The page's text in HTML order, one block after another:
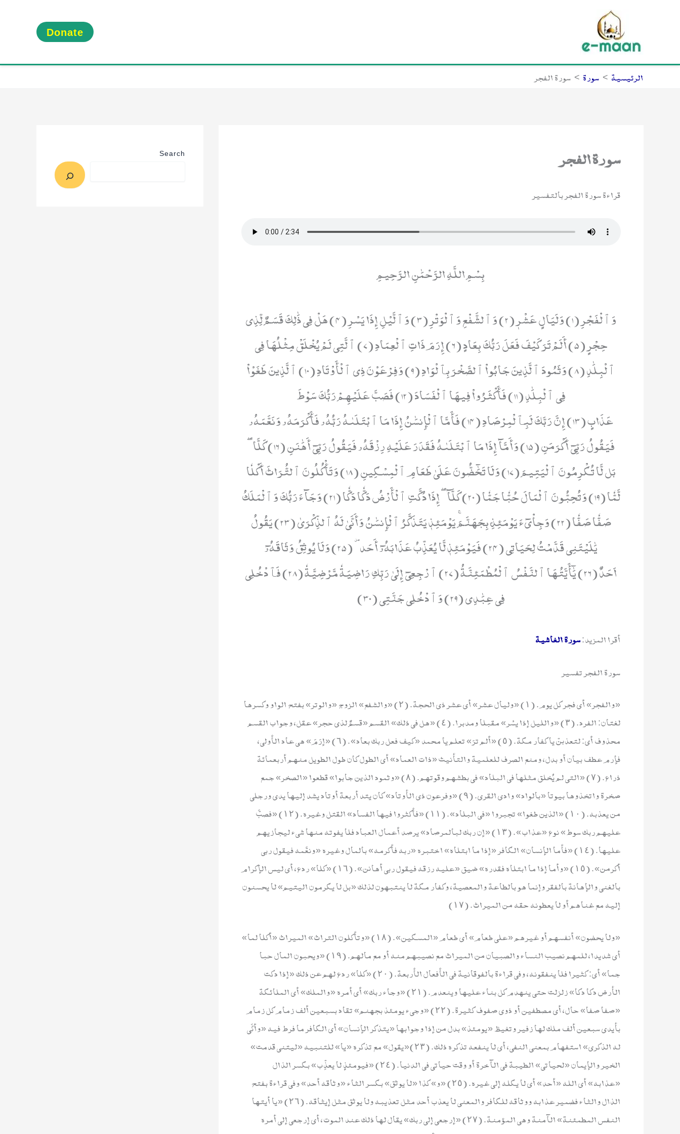
Donate
الرئيسية سورة سورة الفجر
سورة الفجر
قراءة سورة الفجر بالتفسير
بِسْمِ اللَّهِ الرَّحْمَٰنِ الرَّحِيمِ
وَٱلۡفَجۡرِ (1) وَلَيَالٍ عَشۡرٖ (2) وَٱلشَّفۡعِ وَٱلۡوَتۡرِ (3) وَٱلَّيۡلِ إِذَا يَسۡرِ (4) هَلۡ فِي ذَٰلِكَ قَسَمٌ لِّذِي
حِجۡرٍ (5) أَلَمۡ تَرَ كَيۡفَ فَعَلَ رَبُّكَ بِعَادٍ (6) إِرَمَ ذَاتِ ٱلۡعِمَادِ (7) ٱلَّتِي لَمۡ يُخۡلَقۡ مِثۡلُهَا فِي
ٱلۡبِلَٰدِ (8) وَثَمُودَ ٱلَّذِينَ جَابُواْ ٱلصَّخۡرَ بِٱلۡوَادِ (9) وَفِرۡعَوۡنَ ذِي ٱلۡأَوۡتَادِ (10) ٱلَّذِينَ طَغَوۡاْ
فِي ٱلۡبِلَٰدِ (11) فَأَكۡثَرُواْ فِيهَا ٱلۡفَسَادَ (12) فَصَبَّ عَلَيۡهِمۡ رَبُّكَ سَوۡطَ
عَذَابٍ (13) إِنَّ رَبَّكَ لَبِٱلۡمِرۡصَادِ (14) فَأَمَّا ٱلۡإِنسَٰنُ إِذَا مَا ٱبۡتَلَىٰهُ رَبُّهُۥ فَأَكۡرَمَهُۥ وَنَعَّمَهُۥ
فَيَقُولُ رَبِّيٓ أَكۡرَمَنِ (15) وَأَمَّآ إِذَا مَا ٱبۡتَلَىٰهُ فَقَدَرَ عَلَيۡهِ رِزۡقَهُۥ فَيَقُولُ رَبِّيٓ أَهَٰنَنِ (16) كَلَّاۖ
بَل لَّا تُكۡرِمُونَ ٱلۡيَتِيمَ (17) وَلَا تَحَٰٓضُّونَ عَلَىٰ طَعَامِ ٱلۡمِسۡكِينِ (18) وَتَأۡكُلُونَ ٱلتُّرَاثَ أَكۡلٗا
لَّمّٗا (19) وَتُحِبُّونَ ٱلۡمَالَ حُبّٗا جَمّٗا (20) كَلَّآۖ إِذَا دُكَّتِ ٱلۡأَرۡضُ دَكّٗا دَكّٗا (21) وَجَآءَ رَبُّكَ وَٱلۡمَلَكُ
صَفّٗا صَفّٗا (22) وَجِاْيٓءَ يَوۡمَئِذِۭ بِجَهَنَّمَۚ يَوۡمَئِذٖ يَتَذَكَّرُ ٱلۡإِنسَٰنُ وَأَنَّىٰ لَهُ ٱلذِّكۡرَىٰ (23) يَقُولُ
يَٰلَيۡتَنِي قَدَّمۡتُ لِحَيَاتِي (24) فَيَوۡمَئِذٖ لَّا يُعَذِّبُ عَذَابَهُۥٓ أَحَدٞ (25) وَلَا يُوثِقُ وَثَاقَهُۥٓ
اَحَدٌ (26) يَٰٓأَيَّتُهَا ٱلنَّفۡسُ ٱلۡمُطۡمَئِنَّةُ (27) ٱرۡجِعِيٓ إِلَىٰ رَبِّكِ رَاضِيَةٗ مَّرۡضِيَّةٗ (28) فَٱدۡخُلِي
فِي عِبَٰدِي (29) وَٱدۡخُلِي جَنَّتِي (30)
أقرا المزيد:سورة الغاشية
سورة الفجر تفسير
«والفجر» أي فجر كل يوم. (١) «وليال عشر» أي عشر ذي الحجة. (٢) «والشفع» الزوج «والوتر» بفتح الواو وكسرها
لغتان: الفرد. (٣) «والليل إذا يسْر» مقبلا ومدبرا. (٤) «هل في ذلك» القسم «قسمٌ لذي حجر» عقل، وجواب القسم
محذوف أي: لتعذبنّ يا كفار مكة. (٥) «ألم ترَ» تعلم يا محمد «كيف فعل ربك بعاد». (٦) «إرَمَ» هي عاد الأولى،
فإرم عطف بيان أو بدل، ومنع الصرف للعلمية والتأنيث «ذات العماد» أي الطول كان طول الطويل منهم أربعمائة
ذراع. (٧) «التي لم يُخلق مثلها في البلاد» في بطشهم وقوتهم. (٨) «وثمود الذين جابوا» قطعوا «الصخر» جمع
صخرة واتخذوها بيوتا «بالواد» وادي القرى. (٩) «وفرعون ذي الأوتاد» كان يتد أربعة أوتاد يشد إليها يدي ورجلي
من يعذبه. (١٠) «الذين طغوا» تجبروا «في البلاد». (١١) «فأكثروا فيها الفساد» القتل وغيره. (١٢) «فصبَّ
عليهم ربك سوط» نوع «عذاب». (١٣) «إن ربك لبالمرصاد» يرصد أعمال العباد فلا يفوته منها شيء ليجازيهم
عليها. (١٤) «فأما الإنسان» الكافر «إذا ما ابتلاه» اختبره «ربه فأكرمه» بالمال وغيره «ونعَّمه فيقول ربي
أكرمن». (١٥) «وأما إذا ما ابتلاه فقدره» ضيق «عليه رزقه فيقول ربي أهانن». (١٦) «كلا» ردع، أي ليس الإكرام
بالغنى والإهانة بالفقر وإنما هو بالطاعة والمعصية، وكفار مكة لا ينتبهون لذلك «بل لا يكرمون اليتيم» لا يحسنون
إليه مع غناهم أو لا يعطونه حقه من الميراث. (١٧)
«ولا يحضون» أنفسهم أو غيرهم «على طعام» أي طعام «المسكين». (١٨) «وتأكلون التراث» الميراث «أكلا لما»
أي شديدا، للمهم نصيب النساء والصبيان من الميراث مع نصيبهم منه أو مع مالهم. (١٩) «ويحبون المال حبا
جما» أي: كثيرا فلا ينفقونه، وفي قراءة بالفوقانية في الأفعال الأربعة. (٢٠) «كلا» ردع لهم عن ذلك «إذا دكت
الأرض دكا دكا» زلزلت حتى ينهدم كل بناء عليها وينعدم. (٢١) «وجاء ربك» أي أمره «والملك» أي الملائكة
«صفا صفا» حال، أي مصطفين أو ذوي صفوف كثيرة. (٢٢) «وجيء يومئذ بجهنم» تقاد بسبعين ألف زمام كل زمام
بأيدي سبعين ألف ملك لها زفير وتغيظ «يومئذ» بدل من إذا وجوابها «يتذكر الإنسان» أي الكافر ما فرط فيه «وأنَّي
له الذكرى» استفهام بمعنى النفي، أي لا ينفعه تذكره ذلك. (٢٣)«يقول» مع تذكره «يا» للتنبيه «ليتني قدمت»
الخير والإيمان «لحياتي» الطيبة في الآخرة أو وقت حياتي في الدنيا. (٢٤) «فيومئذٍ لا يعذِّب» بكسر الذال
«عذابه» أي الله «أحد» أي لا يكله إلى غيره. (٢٥) «و» كذا «لا يوثق» بكسر الثاء «وثاقه أحد» وفي قراءة بفتح
الذال والثاء فضمير عذابه ووثاقه للكافر والمعنى لا يعذب أحد مثل تعذيبه ولا يوثق مثل إيثاقه. (٢٦) «يا أيتها
النفس المطمئنة» الآمنة وهي المؤمنة. (٢٧) «إرجعي إلى ربك» يقال لها ذلك عند الموت، أي إرجعي إلى أمره
Search